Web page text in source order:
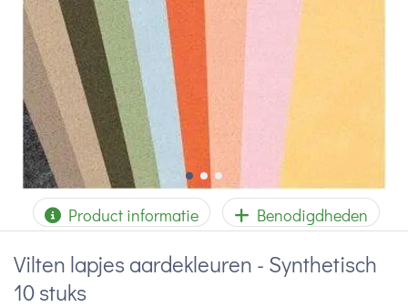
Product informatie Benodigdheden
Vilten lapjes aardekleuren - Synthetisch
10 stuks